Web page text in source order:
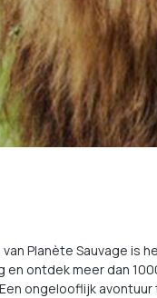
Planète Sauvage is
ontdek meer dan
ongelooflijk avontuur